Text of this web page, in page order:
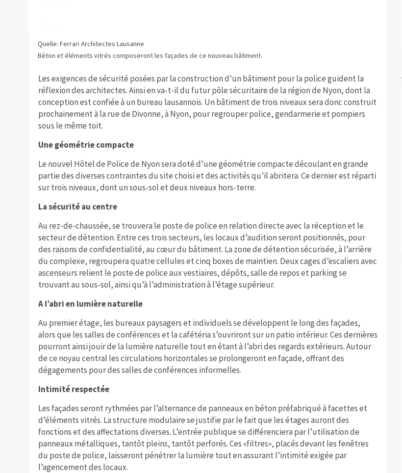
Quelle: Ferrari Architectes Lausanne
Béton et éléments vitrés composeront les façades de ce nouveau bâtiment.
Les exigences de sécurité posées par la construction d’un bâtiment pour la police guident la
réflexion des architectes. Ainsi en va-t-il du futur pôle sécuritaire de la région de Nyon, dont la
conception est confiée à un bureau lausannois. Un bâtiment de trois niveaux sera donc construit
prochainement à la rue de Divonne, à Nyon, pour regrouper police, gendarmerie et pompiers
sous le même toit.
Une géométrie compacte
Le nouvel Hôtel de Police de Nyon sera doté d’une géométrie compacte découlant en grande
partie des diverses contraintes du site choisi et des activités qu’il abritera. Ce dernier est réparti
sur trois niveaux, dont un sous-sol et deux niveaux hors-terre.
La sécurité au centre
Au rez-de-chaussée, se trouvera le poste de police en relation directe avec la réception et le
secteur de détention. Entre ces trois secteurs, les locaux d’audition seront positionnés, pour
des raisons de confidentialité, au cœur du bâtiment. La zone de détention sécurisée, à l’arrière
du complexe, regroupera quatre cellules et cinq boxes de maintien. Deux cages d’escaliers avec
ascenseurs relient le poste de police aux vestiaires, dépôts, salle de repos et parking se
trouvant au sous-sol, ainsi qu’à l’administration à l’étage supérieur.
A l’abri en lumière naturelle
Au premier étage, les bureaux paysagers et individuels se développent le long des façades,
alors que les salles de conférences et la cafétéria s’ouvriront sur un patio intérieur. Ces dernières
pourront ainsi jouir de la lumière naturelle tout en étant à l’abri des regards extérieurs. Autour
de ce noyau central les circulations horizontales se prolongeront en façade, offrant des
dégagements pour des salles de conférences informelles.
Intimité respectée
Les façades seront rythmées par l’alternance de panneaux en béton préfabriqué à facettes et
d’éléments vitrés. La structure modulaire se justifie par le fait que les étages auront des
fonctions et des affectations diverses. L’entrée publique se différenciera par l’utilisation de
panneaux métalliques, tantôt pleins, tantôt perforés. Ces «filtres», placés devant les fenêtres
du poste de police, laisseront pénétrer la lumière tout en assurant l’intimité exigée par
l’agencement des locaux.